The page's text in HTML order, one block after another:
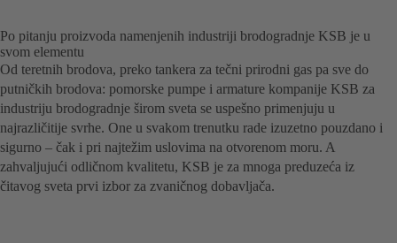
Po pitanju proizvoda namenjenih industriji brodogradnje KSB je u
svom elementu
Od teretnih brodova, preko tankera za tečni prirodni gas pa sve do
putničkih brodova: pomorske pumpe i armature kompanije KSB za
industriju brodogradnje širom sveta se uspešno primenjuju u
najrazličitije svrhe. One u svakom trenutku rade izuzetno pouzdano i
sigurno – čak i pri najtežim uslovima na otvorenom moru. A
zahvaljujući odličnom kvalitetu, KSB je za mnoga preduzeća iz
čitavog sveta prvi izbor za zvaničnog dobavljača.